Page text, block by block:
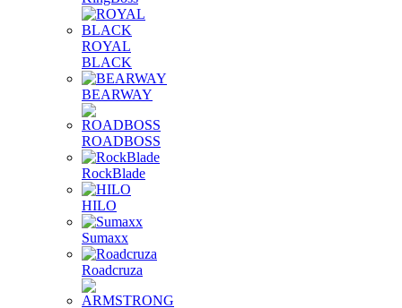
ROYAL
BLACK
BEARWAY
ROADBOSS
RockBlade
HILO
Sumaxx
Roadcruza